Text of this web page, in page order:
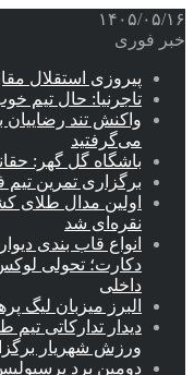
۱۴۰۵/۰۵/۱۶
خبر فوری
پیروزی استقلال
تاجرنیا: حال تیم
واکنش تند رضاییان
می‌گرفتید
باشگاه گل گهر:
برگزاری تمرین تیم
اولین مدال طلای
نقره‌ای شد
انواع قاب بندی
دکارت؛ تحولی
داخلی
البرز میزبان لیگ
دیدار تدارکاتی
ورزش شهریار
دومین برد